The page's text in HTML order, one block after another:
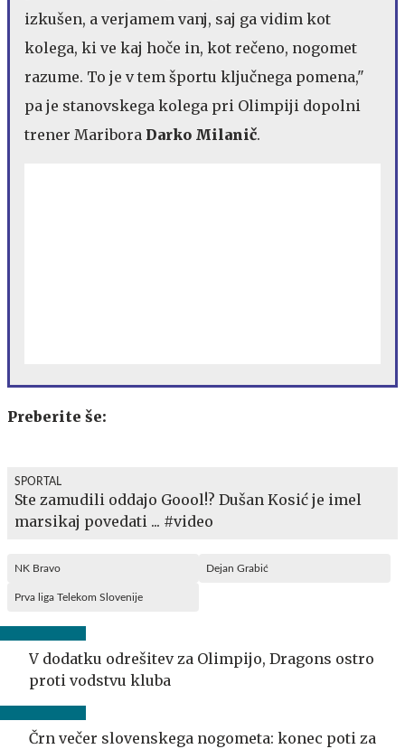
izkušen, a verjamem vanj, saj ga vidim kot
kolega, ki ve kaj hoče in, kot rečeno, nogomet
razume. To je v tem športu ključnega pomena,"
pa je stanovskega kolega pri Olimpiji dopolni
trener Maribora Darko Milanič.
Preberite še:
SPORTAL
Ste zamudili oddajo Goool!? Dušan Kosić je imel
marsikaj povedati ... #video
NK Bravo Dejan Grabić
Prva liga Telekom Slovenije
V dodatku odrešitev za Olimpijo, Dragons ostro
proti vodstvu kluba
Črn večer slovenskega nogometa: konec poti za